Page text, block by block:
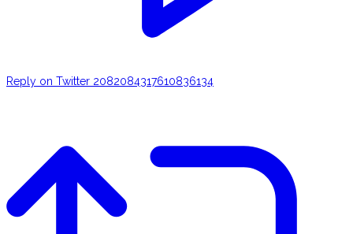
Reply on Twitter 2082084317610836134